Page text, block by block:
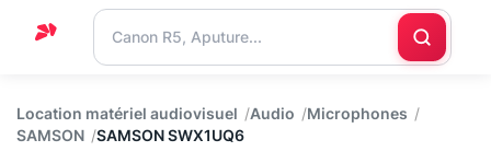
Support
Location matériel audiovisuel Audio
Microphones
SAMSON
SAMSON SWX1UQ6